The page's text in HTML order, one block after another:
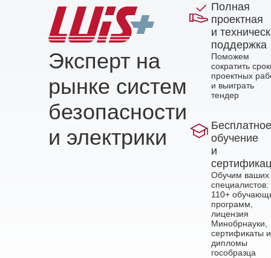
Эксперт на
рынке систем
безопасности
и электрики
Полная
проектная
и
поддержка
Поможем
сократить
проектных
и выиграть
тендер
Бесплатное
обучение
и
Обучим ваших
специалистов:
110+
программ,
лицензия
Минобрнауки,
сертификаты и
дипломы
гособразца